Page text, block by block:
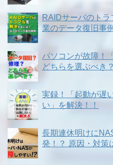
RAIDサーバのト
業のデータ復旧事
パソコンが故障！
どちらを選ぶべき？
実録！「起動が遅
い」を解決！！
長期連休明けに
発！？ 原因・対策